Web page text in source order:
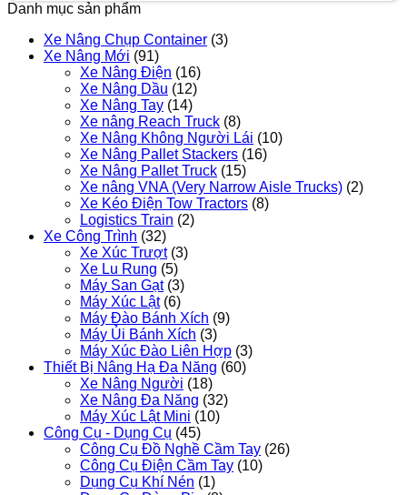
Danh mục sản phẩm
Xe Nâng Chụp Container (3)
Xe Nâng Mới (91)
Xe Nâng Điện (16)
Xe Nâng Dầu (12)
Xe Nâng Tay (14)
Xe nâng Reach Truck (8)
Xe Nâng Không Người Lái (10)
Xe Nâng Pallet Stackers (16)
Xe Nâng Pallet Truck (15)
Xe nâng VNA (Very Narrow Aisle Trucks) (2)
Xe Kéo Điện Tow Tractors (8)
Logistics Train (2)
Xe Công Trình (32)
Xe Xúc Trượt (3)
Xe Lu Rung (5)
Máy San Gạt (3)
Máy Xúc Lật (6)
Máy Đào Bánh Xích (9)
Máy Ủi Bánh Xích (3)
Máy Xúc Đào Liên Hợp (3)
Thiết Bị Nâng Hạ Đa Năng (60)
Xe Nâng Người (18)
Xe Nâng Đa Năng (32)
Máy Xúc Lật Mini (10)
Công Cụ - Dụng Cụ (45)
Công Cụ Đồ Nghề Cầm Tay (26)
Công Cụ Điện Cầm Tay (10)
Dụng Cụ Khí Nén (1)